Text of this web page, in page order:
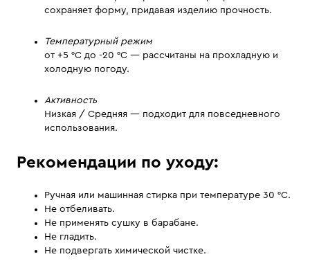
сохраняет форму, придавая изделию прочность.
Температурный режим
от +5 °C до -20 °C — рассчитаны на прохладную и
холодную погоду.
Активность
Низкая / Средняя — подходит для повседневного
использования.
Рекомендации по уходу:
Ручная или машинная стирка при температуре 30 °С.
Не отбеливать.
Не применять сушку в барабане.
Не гладить.
Не подвергать химической чистке.